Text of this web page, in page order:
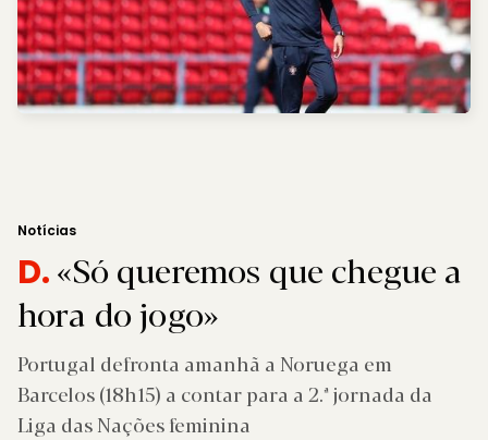
Notícias
D.«Só queremos que chegue a
hora do jogo»
Portugal defronta amanhã a Noruega em
Barcelos (18h15) a contar para a 2.ª jornada da
Liga das Nações feminina